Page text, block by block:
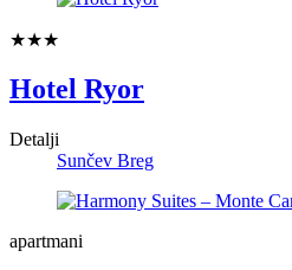
★★★
Hotel Ryor
Detalji
Sunčev Breg
apartmani